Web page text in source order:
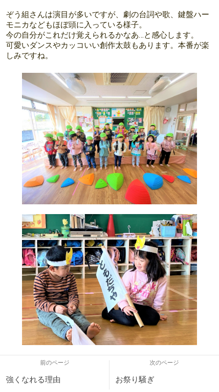
ぞう組さんは演目が多いですが、劇の台詞や歌、鍵盤ハー
モニカなどもほぼ頭に入っている様子。
今の自分がこれだけ覚えられるかなあ…と感心します。
可愛いダンスやカッコいい創作太鼓もあります。本番が楽
しみですね。
前のページ
強くなれる理由
次のページ
お祭り騒ぎ